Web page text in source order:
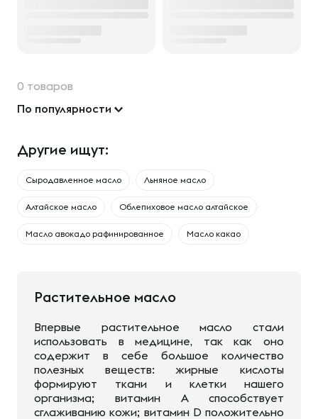
0 товаров
По популярности
Другие ищут:
Сыродавленное масло Льняное масло
Алтайское масло Облепиховое масло алтайское
Масло авокадо рафинированное Масло какао
Растительное масло
Впервые растительное масло стали
использовать в медицине, так как оно
содержит в себе большое количество
полезных веществ: жирные кислоты
формируют ткани и клетки нашего
организма; витамин А способствует
сглаживанию кожи; витамин D положительно